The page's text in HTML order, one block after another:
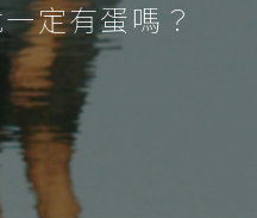
定有蛋嗎？